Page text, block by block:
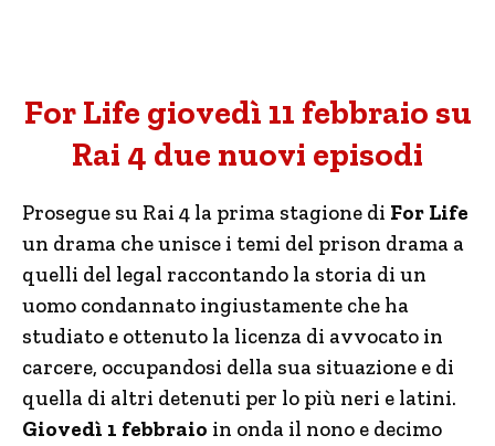
For Life giovedì 11 febbraio su
Rai 4 due nuovi episodi
Prosegue su Rai 4 la prima stagione di For Life
un drama che unisce i temi del prison drama a
quelli del legal raccontando la storia di un
uomo condannato ingiustamente che ha
studiato e ottenuto la licenza di avvocato in
carcere, occupandosi della sua situazione e di
quella di altri detenuti per lo più neri e latini.
Giovedì 1 febbraio in onda il nono e decimo